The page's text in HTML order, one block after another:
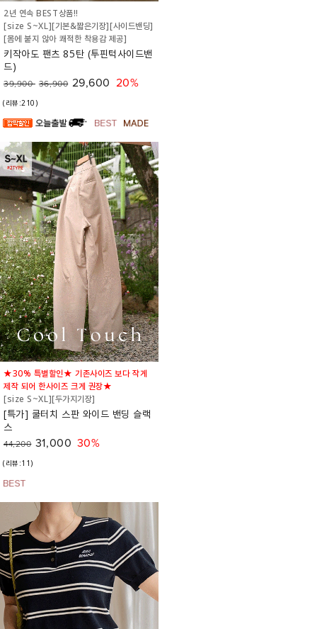
2년 연속 BEST상품!!
[size S~XL][기본&짧은기장][사이드밴딩]
[몸에 붙지 않아 쾌적한 착용감 제공]
키작아도 팬츠 85탄 (투핀턱사이드밴
드)
39,900 36,900 29,600 20%
(리뷰:210)
★30% 특별할인★ 기존사이즈 보다 작게
제작 되어 한사이즈 크게 권장★
[size S~XL][두가지기장]
[특가] 쿨터치 스판 와이드 밴딩 슬랙
스
44,200 31,000 30%
(리뷰:11)